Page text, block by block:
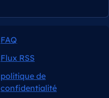
FAQ
Flux RSS
politique de
confidentialité